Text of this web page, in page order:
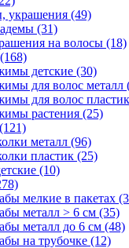
украшения (49)
(31)
на волосы (18)
детские (30)
для волос металл
для волос
растения (25)
металл (96)
пластик (25)
(10)
мелкие в пакетах
металл > 6 см (35)
металл до 6 см (48)
на трубочке (12)